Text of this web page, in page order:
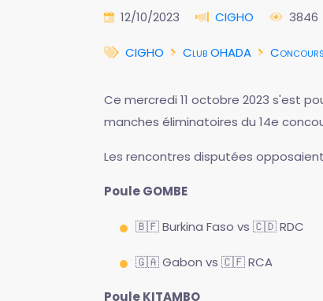
12/10/2023 CIGHO 3846
CIGHO Club OHADA Concours
Ce mercredi 11 octobre 2023 s'est
manches éliminatoires du 14e
Les rencontres disputées
Poule GOMBE
🇧🇫 Burkina Faso vs 🇨🇩 RDC
🇬🇦 Gabon vs 🇨🇫 RCA
Poule KITAMBO